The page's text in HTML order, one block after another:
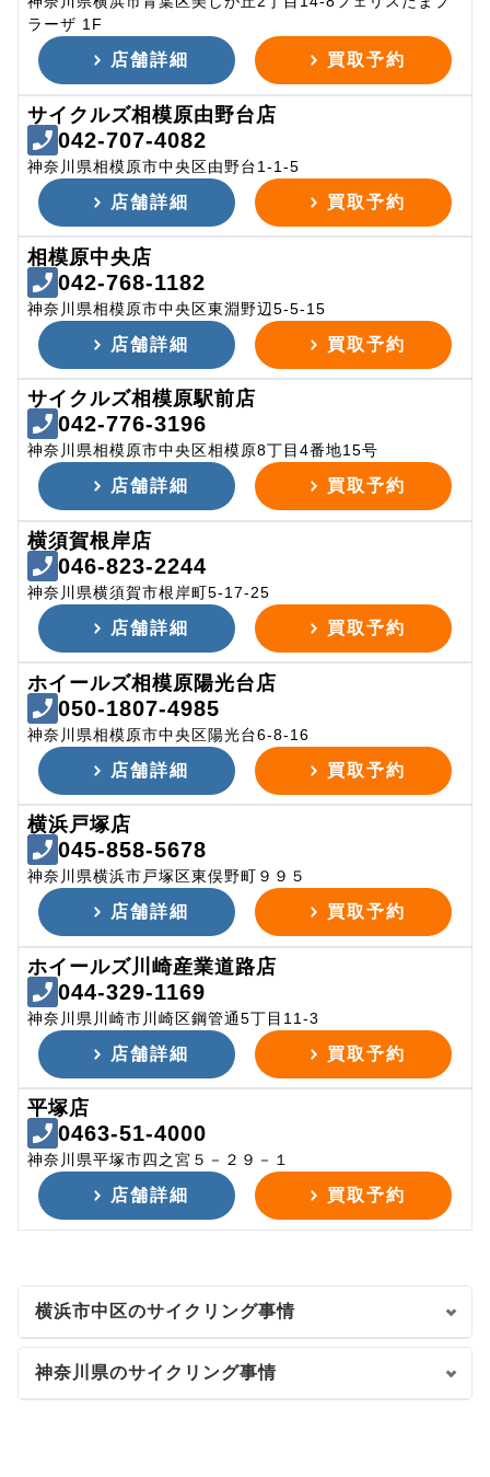
ラーザ 1F
店舗詳細 買取予約
サイクルズ相模原由野台店
042-707-4082
神奈川県相模原市中央区由野台1-1-5
店舗詳細 買取予約
相模原中央店
042-768-1182
神奈川県相模原市中央区東淵野辺5-5-15
店舗詳細 買取予約
サイクルズ相模原駅前店
042-776-3196
神奈川県相模原市中央区相模原8丁目4番地15号
店舗詳細 買取予約
横須賀根岸店
046-823-2244
神奈川県横須賀市根岸町5-17-25
店舗詳細 買取予約
ホイールズ相模原陽光台店
050-1807-4985
神奈川県相模原市中央区陽光台6-8-16
店舗詳細 買取予約
横浜戸塚店
045-858-5678
神奈川県横浜市戸塚区東俣野町９９５
店舗詳細 買取予約
ホイールズ川崎産業道路店
044-329-1169
神奈川県川崎市川崎区鋼管通5丁目11-3
店舗詳細 買取予約
平塚店
0463-51-4000
神奈川県平塚市四之宮５－２９－１
店舗詳細 買取予約
横浜市中区のサイクリング事情
神奈川県のサイクリング事情